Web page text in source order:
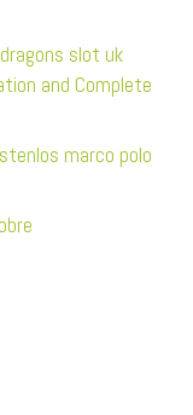
slot uk
and Complete
marco polo